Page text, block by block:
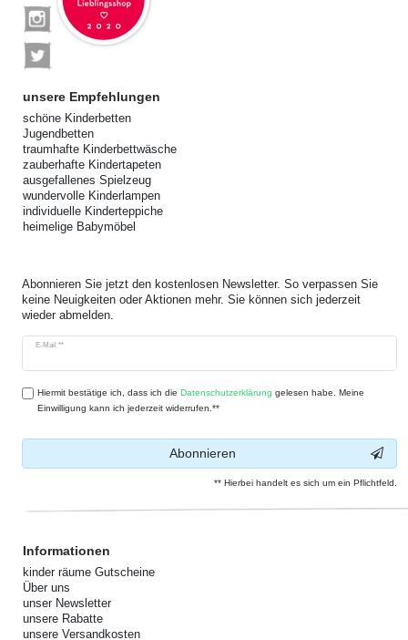
unsere Empfehlungen
schöne Kinderbetten
Jugendbetten
traumhafte Kinderbettwäsche
zauberhafte Kindertapeten
ausgefallenes Spielzeug
wundervolle Kinderlampen
individuelle Kinderteppiche
heimelige Babymöbel
Abonnieren Sie jetzt den kostenlosen Newsletter. So verpassen Sie
keine Neuigkeiten oder Aktionen mehr. Sie können sich jederzeit
wieder abmelden.
E-Mail **
Newsletter
Hiermit bestätige ich, dass ich die Daten­schutz­erklärung gelesen habe. Meine
Einwilligung kann ich jederzeit widerrufen.**
Abonnieren
** Hierbei handelt es sich um ein Pflichtfeld.
Informationen
kinder räume Gutscheine
Über uns
unser Newsletter
unsere Rabatte
unsere Versandkosten